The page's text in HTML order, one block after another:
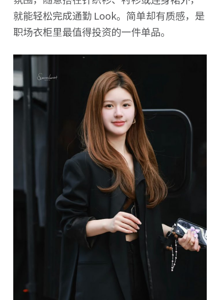
就能轻松完成通勤 Look。简单却有质感，是
职场衣柜里最值得投资的一件单品。